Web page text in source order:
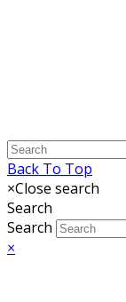
Back To Top
×Close search
Search
Search
×